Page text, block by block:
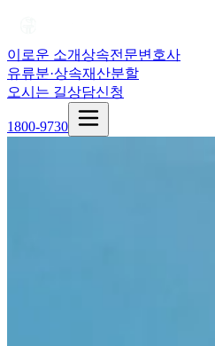
이로운 소개상속전문변호사
유류분·상속재산분할
오시는 길상담신청
1800-9730